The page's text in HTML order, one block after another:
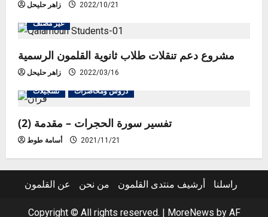
زاهر حليحل 2022/10/21
غير مصنف
مشروع دعم تنقلات طلاب ثانوية القلمون الرسمية
زاهر حليحل 2022/03/16
تسجيلات دروس ومحاضرات
تفسير سورة الحجرات – مقدمة (2)
أسامة طوط 2021/11/21
عن القلمون من نحن أرشيف منتدى القلمون راسلنا
Copyright © All rights reserved. MoreNews by AF